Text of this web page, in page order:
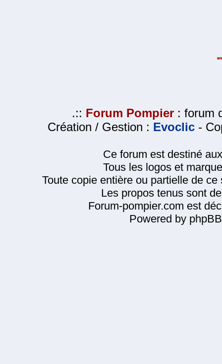
.:: Forum Pompier : forum
Création / Gestion : Evoclic -
Ce forum est destiné
Tous les logos et
Toute copie entière ou partielle de
Les propos tenus sont
Forum-pompier.com est
Powered by